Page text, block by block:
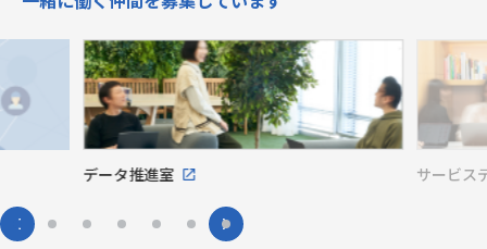
データ推進室 サービス